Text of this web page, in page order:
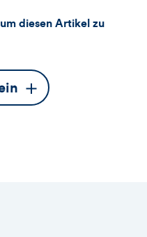
diesen Artikel zu